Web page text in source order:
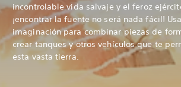
incontrolable vida salvaje y el feroz
¡encontrar la fuente no será nada fácil!
imaginación para combinar piezas de
crear tanques y otros vehículos que te
esta vasta tierra.